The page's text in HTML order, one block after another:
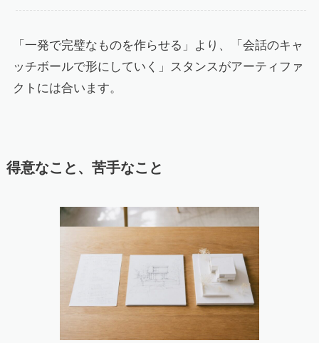
「一発で完璧なものを作らせる」より、「会話のキャ
ッチボールで形にしていく」スタンスがアーティファ
クトには合います。
得意なこと、苦手なこと